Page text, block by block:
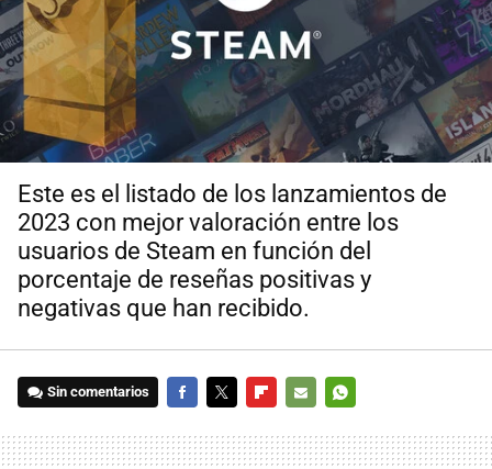
Este es el listado de los lanzamientos de
2023 con mejor valoración entre los
usuarios de Steam en función del
porcentaje de reseñas positivas y
negativas que han recibido.
Sin comentarios
MAIL